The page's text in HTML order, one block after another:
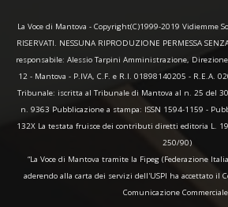
La Voce di Mantova - Copyright(C)1999-2019 Vidiemme
RISERVATI. NESSUNA RIPRODUZIONE PERMESSA
responsabile: Alessio Tarpini Amministrazione,
12 - Mantova - P.IVA, C.F. e R.I. 01898140205 - R.E.A.
Tribunale: iscritta al Tribunale di Mantova al n. 25 del
n. 9363 Pubblicazione a stampa: ISSN 1594-1159 -
132X La testata fruisce dei contributi diretti editoria L.
250/90)
“La Voce di Mantova tramite la Fipeg (Federazione
aderendo alla carta dei servizi dell'USPI ha accettato il
Comunicazione